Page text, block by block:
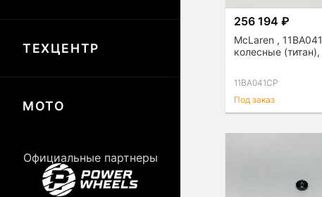
256 194 ₽
McLaren ,
колесные
11BA041CP
Под заказ
ТЕХЦЕНТР
МОТО
Официальные партнеры